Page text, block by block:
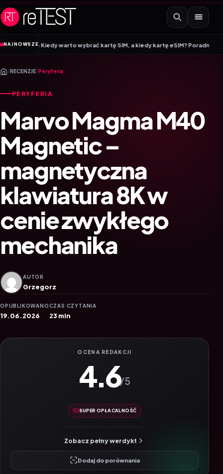
Przejdź do treści
NAJNOWSZE
warto wybrać kartę SIM, a kiedy kartę eSIM? Poradnik Mobile Vikings•
/RECENZJE/Peryferia
PERYFERIA
Marvo Magma M40
Magnetic –
magnetyczna
klawiatura 8K w
cenie zwykłego
mechanika
AUTOR
Grzegorz
OPUBLIKOWANO
19.06.2026
CZAS CZYTANIA
23 min
OCENA REDAKCJI
4.6/5
SUPER OPŁACALNOŚĆ
Zobacz pełny werdykt
Dodaj do porównania